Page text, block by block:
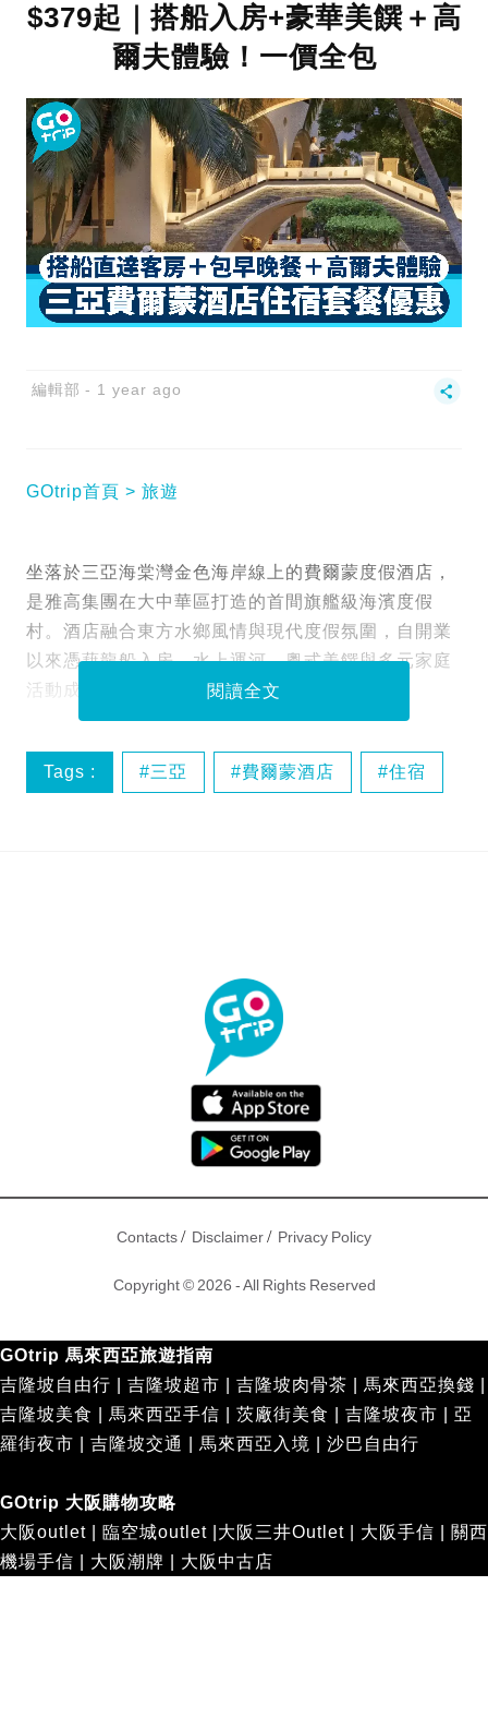
$379起｜搭船入房+豪華美饌＋高
爾夫體驗！一價全包
編輯部 1 year ago
GOtrip首頁 旅遊
坐落於三亞海棠灣金色海岸線上的費爾蒙度假酒店，
是雅高集團在大中華區打造的首間旗艦級海濱度假
村。酒店融合東方水鄉風情與現代度假氛圍，自開業
以來憑藉龍船入房、水上運河、粵式美饌與多元家庭
活動成為三亞新地標。閱讀全文
Tags : 三亞 費爾蒙酒店 住宿
Contacts/ Disclaimer/ Privacy Policy
Copyright © 2026 - All Rights Reserved
GOtrip 馬來西亞旅遊指南
吉隆坡自由行
吉隆坡超市 吉隆坡肉骨茶 馬來西亞換錢
吉隆坡美食
馬來西亞手信 茨廠街美食 吉隆坡夜市
亞
羅街夜市
吉隆坡交通 馬來西亞入境 沙巴自由行
GOtrip 大阪購物攻略
大阪outlet
臨空城outlet 大阪三井Outlet 大阪手信
關西
機場手信
大阪潮牌 大阪中古店